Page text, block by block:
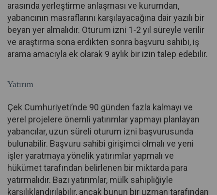
arasında yerleştirme anlaşması ve kurumdan,
yabancının masraflarını karşılayacağına dair yazılı bir
beyan yer almalıdır. Oturum izni 1-2 yıl süreyle verilir
ve araştırma sona erdikten sonra başvuru sahibi, iş
arama amacıyla ek olarak 9 aylık bir izin talep edebilir.
Yatırım
Çek Cumhuriyeti’nde 90 günden fazla kalmayı ve
yerel projelere önemli yatırımlar yapmayı planlayan
yabancılar, uzun süreli oturum izni başvurusunda
bulunabilir. Başvuru sahibi girişimci olmalı ve yeni
işler yaratmaya yönelik yatırımlar yapmalı ve
hükümet tarafından belirlenen bir miktarda para
yatırmalıdır. Bazı yatırımlar, mülk sahipliğiyle
karşılıklandırılabilir, ancak bunun bir uzman tarafından